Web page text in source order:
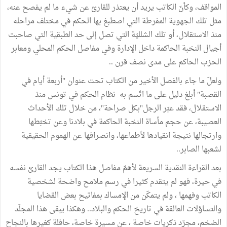
المواقف، وكأنّ الكاتب يريد أن يعتذر للقارئ عن شيء ما لم يفصح عنه،
مثل تلك الجهوية المفرطة التي اصطبغ بها الحكم في مختلف مراحله
منذ الاستقلال، أو تلك الشلليّة التي تصل إلى حد الطبقية التي صاحبت
أجيال النخبة الحاكمة داخل الإدارة وفي مفاصل الحكم المحلي ومعابر
الحزب الحاكم على مدى نصف قرن ..
ولعلّ ما جاء بالفصل الأخير من الكتاب تحت عنوان "أربعة أيام في
القصبة" أبلغ دليل على ما اتّسم به نظام الحكم في تونس منذ
الاستقلال، فقد عبّر الرجل"بكل صراحة"، من خلال تلك الأحداث
العصيبة، عن حجم مأساة النخبة الحاكمة في بلادنا وعن تخبّطها
وارتجالها نتيجة انقيادها لأطماعها، وانصرافها عن الهموم الحقيقية
لشعبها الصابر..
بعد القراءة النقدية السريعة لأهمّ مفاصل هذا الكتاب يجد القارئ نفسه
في حيرة، فهو لم يتقدم كثيرا في رسم ملامح واضحة لشخصية
الكاتب وفهمها ، ولم يتمكّن من الإمساك بمفاتيح بعض القضايا
والتساؤلات العالقة في تاريخ الحكم والبلاد.. وهكذا يبقى هذا المجلّد
الضخم، مجرّد ذكريات خاصة ، عن مسيرة خاصة، حافلة كغيرها بالنجاح